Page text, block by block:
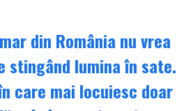
din România nu vrea
stingând lumina în sate.
care mai locuiesc doar